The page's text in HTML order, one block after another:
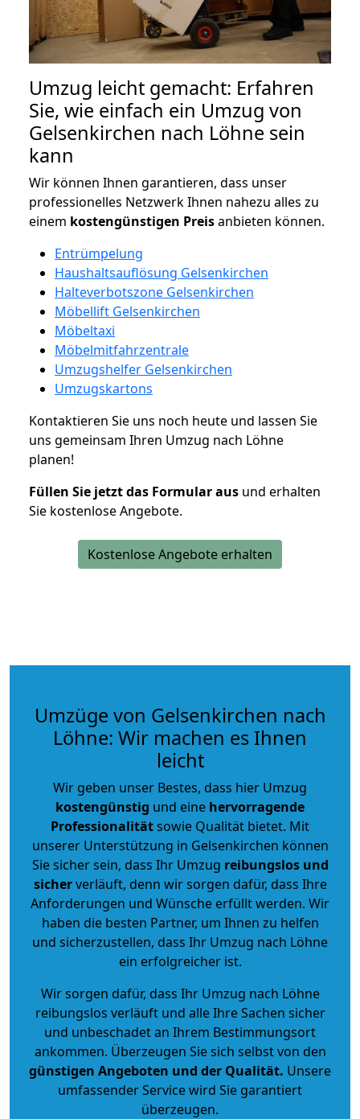
Umzug leicht gemacht: Erfahren
Sie, wie einfach ein Umzug von
Gelsenkirchen nach Löhne sein
kann
Wir können Ihnen garantieren, dass unser
professionelles Netzwerk Ihnen nahezu alles zu
einem kostengünstigen Preisanbieten können.
Entrümpelung
Haushaltsauflösung Gelsenkirchen
Halteverbotszone Gelsenkirchen
Möbellift Gelsenkirchen
Möbeltaxi
Möbelmitfahrzentrale
Umzugshelfer Gelsenkirchen
Umzugskartons
Kontaktieren Sie uns noch heute und lassen Sie
uns gemeinsam Ihren Umzug nach Löhne
planen!
Füllen Sie jetzt das Formular aus und erhalten
Sie kostenlose Angebote.
Kostenlose Angebote erhalten
Umzüge von Gelsenkirchen nach
Löhne: Wir machen es Ihnen
leicht
Wir geben unser Bestes, dass hier Umzug
kostengünstig und eine hervorragende
Professionalitätsowie Qualität bietet. Mit
unserer Unterstützung in Gelsenkirchen können
Sie sicher sein, dass Ihr Umzug reibungslos und
sicherverläuft, denn wir sorgen dafür, dass Ihre
Anforderungen und Wünsche erfüllt werden. Wir
haben die besten Partner, um Ihnen zu helfen
und sicherzustellen, dass Ihr Umzug nach Löhne
ein erfolgreicher ist.
Wir sorgen dafür, dass Ihr Umzug nach Löhne
reibungslos verläuft und alle Ihre Sachen sicher
und unbeschadet an Ihrem Bestimmungsort
ankommen. Überzeugen Sie sich selbst von den
günstigen Angeboten und der Qualität. Unsere
umfassender Service wird Sie garantiert
überzeugen.